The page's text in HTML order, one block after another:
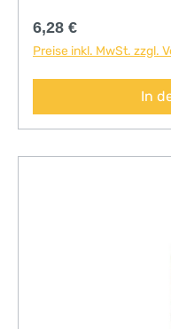
Regulärer Preis:
6,28 €
Preise inkl. MwSt. zzgl.
In